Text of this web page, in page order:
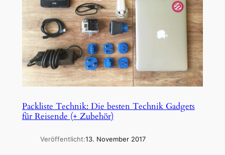
Packliste Technik: Die besten Technik Gadgets
für Reisende (+ Zubehör)
Veröffentlicht:13. November 2017